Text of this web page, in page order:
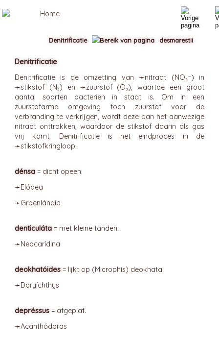
Denitrificatie
Denitrificatie is de omzetting van ➛nitraat (NO₃⁻) in
➛stikstof (N₂) en ➛zuurstof(O₂), waartoe een groot
aantal soorten bacteriën in staat is. Om in een
zuurstofarme omgeving toch zuurstof voor de
verbranding te verkrijgen, wordt deze aan het aanwezige
nitraat onttrokken, waardoor de stikstof daarin als gas
vrij komt. Denitrificatie is het eindproces in de
➛stikstofkringloop.
dénsa = dicht opeen.
➛Elódea
➛Groenlándia
denticuláta = met kleine tanden.
➛Neocarídina
deokhatóides = lijkt op (Microphis) deokhata.
➛Doryíchthys
depréssus = afgeplat.
➛Acanthódoras
Denitrificatie desmarestii